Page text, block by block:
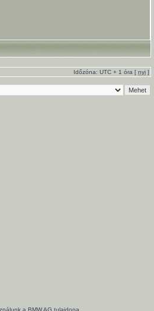
Időzóna: UTC + 1 óra [ nyi ]
a BMW AG tulajdona.